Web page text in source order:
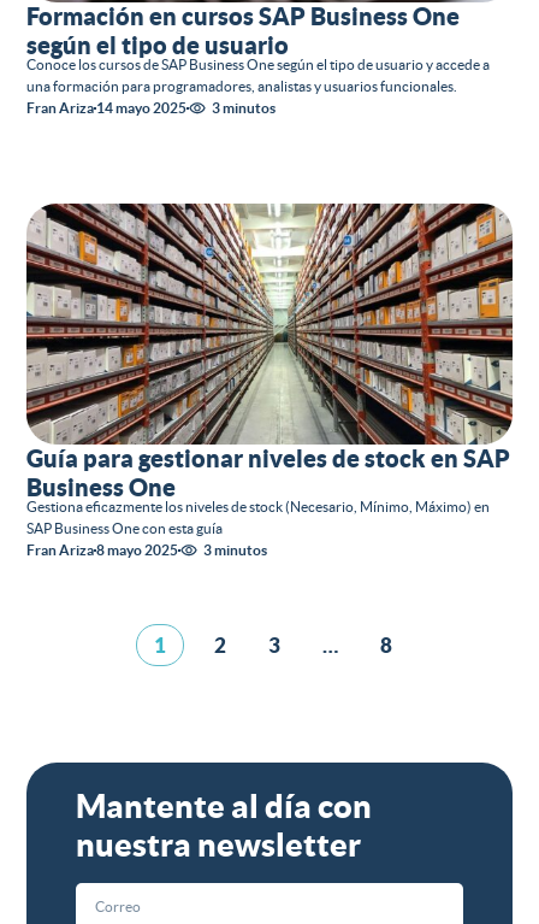
Formación en cursos SAP Business One
según el tipo de usuario
Conoce los cursos de SAP Business One según el tipo de usuario y accede a
una formación para programadores, analistas y usuarios funcionales.
Fran Ariza 14 mayo 2025 3 minutos
Guía para gestionar niveles de stock en SAP
Business One
Gestiona eficazmente los niveles de stock (Necesario, Mínimo, Máximo) en
SAP Business One con esta guía
Fran Ariza8 mayo 2025 3 minutos
1 2 3 8
Mantente al día con
nuestra newsletter